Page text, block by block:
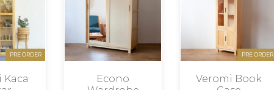
PRE ORDER
Kaca
Econo
PRE ORDER
Veromi Book